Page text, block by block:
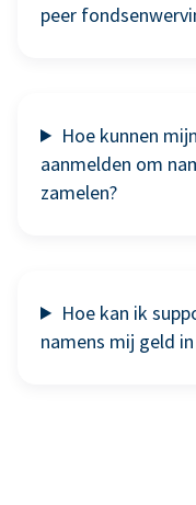
peer
Hoe kunnen
aanmelden om
zamelen?
Hoe kan ik
namens mij geld